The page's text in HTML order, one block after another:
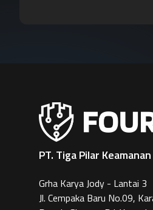
PT. Tiga Pilar Keamanan
Grha Karya Jody - Lantai 3
Jl. Cempaka Baru No.09,